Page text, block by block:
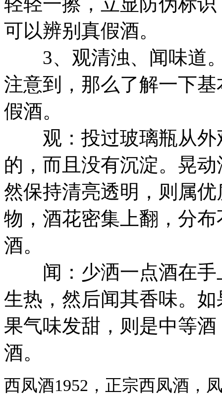
可以辨别真假酒。
3、观清浊、闻味道。
注意到，那么了解一下
假酒。
观：投过玻璃瓶从外
的，而且没有沉淀。晃
然保持清亮透明，则属
物，酒花密集上翻，分
酒。
闻：少洒一点酒在手
生热，然后闻其香味。
果气味发甜，则是中等
酒。
西凤酒1952，正宗西凤酒